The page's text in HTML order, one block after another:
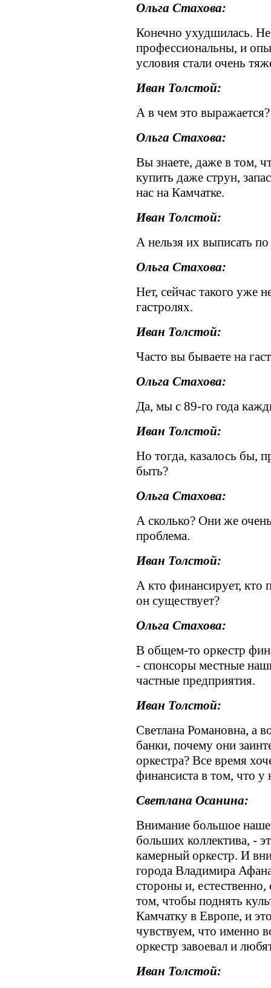
Ольга Стахова:
Конечно ухудшилась.
профессиональны, и
условия стали очень
Иван Толстой:
А в чем это выражается?
Ольга Стахова:
Вы знаете, даже в том,
купить даже струн,
нас на Камчатке.
Иван Толстой:
А нельзя их выписать по
Ольга Стахова:
Нет, сейчас такого уже
гастролях.
Иван Толстой:
Часто вы бываете на
Ольга Стахова:
Да, мы с 89-го года
Иван Толстой:
Но тогда, казалось бы,
быть?
Ольга Стахова:
А сколько? Они же
проблема.
Иван Толстой:
А кто финансирует, кто
он существует?
Ольга Стахова:
В общем-то оркестр
- спонсоры местные
частные предприятия.
Иван Толстой:
Светлана Романовна, а
банки, почему они
оркестра? Все время
финансиста в том, что у
Светлана Осанина:
Внимание большое
больших коллектива, -
камерный оркестр. И
города Владимира
стороны и,
том, чтобы поднять
Камчатку в Европе, и
чувствуем, что именно
оркестр завоевал и
Иван Толстой: